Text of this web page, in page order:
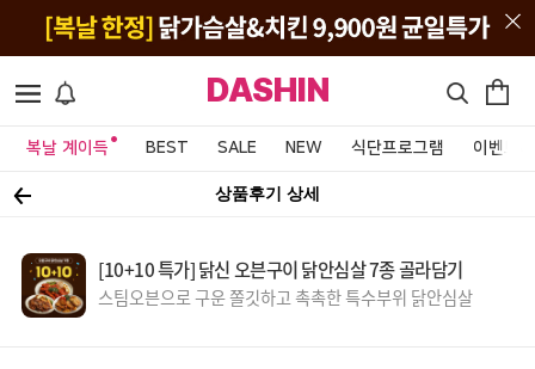
DASHIN
복날 계이득 BEST SALE NEW 식단프로그램 이벤트&
상품후기 상세
[10+10 특가] 닭신 오븐구이 닭안심살 7종 골라담기
스팀오븐으로 구운 쫄깃하고 촉촉한 특수부위 닭안심살